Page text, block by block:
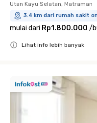
Utan Kayu Selatan, Matraman
3.4 km dari rumah sakit
mulai dari Rp1.800.000 /
Lihat info lebih banyak